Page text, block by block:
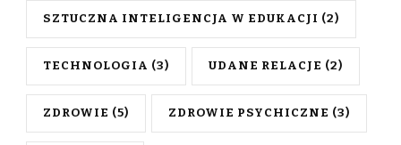
SZTUCZNA INTELIGENCJA W EDUKACJI (2)
TECHNOLOGIA (3) UDANE RELACJE (2)
ZDROWIE (5) ZDROWIE PSYCHICZNE (3)